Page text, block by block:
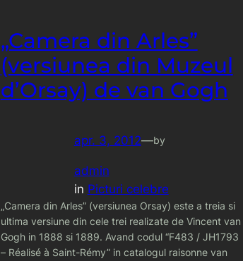
„Camera din Arles”
(versiunea din Muzeul
d’Orsay) de van Gogh
apr. 3, 2012—by
admin
in Picturi celebre
„Camera din Arles” (versiunea Orsay) este a treia si
ultima versiune din cele trei realizate de Vincent van
Gogh in 1888 si 1889. Avand codul “F483 / JH1793
– Réalisé à Saint-Rémy” in catalogul raisonne van